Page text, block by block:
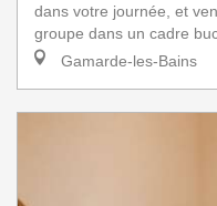
dans votre journée, et
groupe dans un cadre
Gamarde-les-Bains